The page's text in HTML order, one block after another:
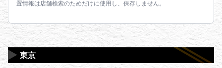
置情報は店舗検索のためだけに使用し、保存しません。
東京
▶